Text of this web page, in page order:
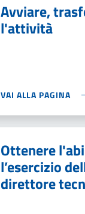
Avviare,
l'attività
VAI ALLA PAGINA
Ottenere
l’esercizio
direttore